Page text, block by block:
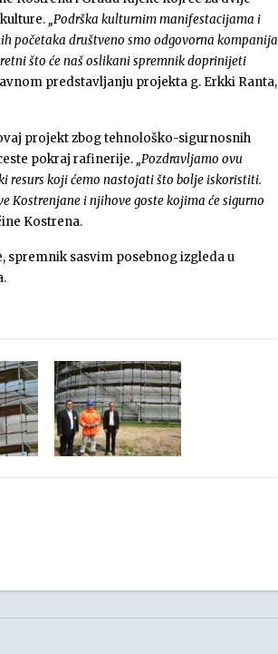
„Podrška kulturnim manifestacijama i
početaka društveno smo odgovorna kompanija
što će naš oslikani spremnik doprinijeti
predstavljanju projekta g. Erkki Ranta,
projekt zbog tehnološko-sigurnosnih
pokraj rafinerije.„Pozdravljamo ovu
resurs koji ćemo nastojati što bolje iskoristiti.
Kostrenjane i njihove goste kojima će sigurno
Kostrena.
spremnik sasvim posebnog izgleda u